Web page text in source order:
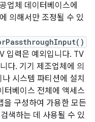
업체 데이터베이스에
의해서만 조정될 수 있
입력은 예외입니다. TV
다. 기기 제조업체에 의
시스템 파티션에 설치
터베이스 전체에 액세스
을 구성하여 가용한 모든
색하는 데 사용될 수 있